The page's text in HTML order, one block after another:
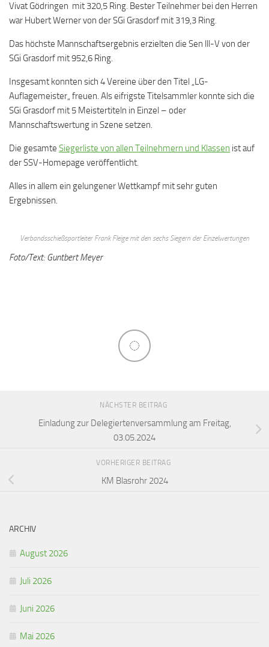
Vivat Gödringen mit 320,5 Ring. Bester Teilnehmer bei den Herren
war Hubert Werner von der SGi Grasdorf mit 319,3 Ring.
Das höchste Mannschaftsergebnis erzielten die Sen lll-V von der
SGi Grasdorf mit 952,6 Ring.
Insgesamt konnten sich 4 Vereine über den Titel „LG-
Auflagemeister„ freuen. Als eifrigste Titelsammler konnte sich die
SGi Grasdorf mit 5 Meistertiteln in Einzel – oder
Mannschaftswertung in Szene setzen.
Die gesamte Siegerliste von allen Teilnehmern und Klassen ist auf
der SSV-Homepage veröffentlicht.
Alles in allem ein gelungener Wettkampf mit sehr guten
Ergebnissen.
Verbandsschießsportleiter Frank Fleige mit den sechs Siegern der Einzelwertungen
Foto/Text: Guntbert Meyer
NÄCHSTER BEITRAG
Einladung zur Delegiertenversammlung am Freitag,
03.05.2024
VORHERIGER BEITRAG
KM Blasrohr 2024
ARCHIV
August 2026
Juli 2026
Juni 2026
Mai 2026